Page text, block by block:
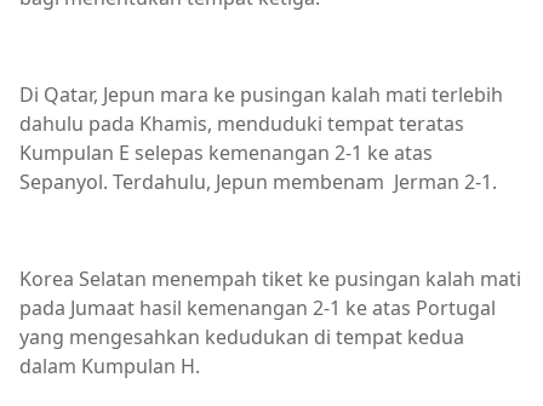
Di Qatar, Jepun mara ke pusingan kalah mati terlebih
dahulu pada Khamis, menduduki tempat teratas
Kumpulan E selepas kemenangan 2-1 ke atas
Sepanyol. Terdahulu, Jepun membenam Jerman 2-1.
Korea Selatan menempah tiket ke pusingan kalah mati
pada Jumaat hasil kemenangan 2-1 ke atas Portugal
yang mengesahkan kedudukan di tempat kedua
dalam Kumpulan H.